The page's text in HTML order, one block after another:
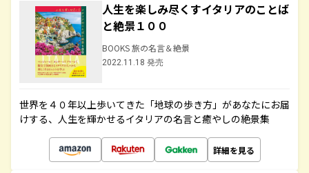
人生を楽しみ尽くすイタリアのことば
と絶景１００
BOOKS 旅の名言＆絶景
2022.11.18 発売
世界を４０年以上歩いてきた「地球の歩き方」があなたにお届
けする、人生を輝かせるイタリアの名言と癒やしの絶景集
詳細を見る